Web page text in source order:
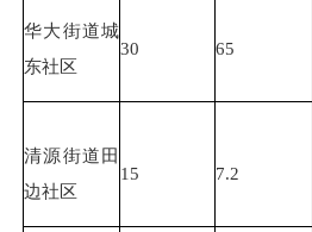
华大街道城
东社区
30 65
清源街道田
边社区
15 7.2